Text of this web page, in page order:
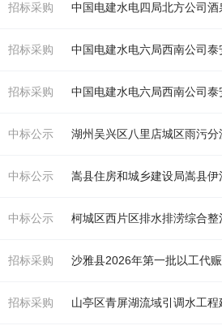
招标采购
招标采购 中国电建水电六局西南公司
招标采购 中国电建水电六局西南公司
中标公示 湖州吴兴区八里店城区雨污
中标公示 嵩县住房和城乡建设局嵩县
中标公示 柯城区西片区排水排涝综合整
招标采购 沙雅县2026年第一批以工代
招标采购 山亭区青屏湖流域引调水工